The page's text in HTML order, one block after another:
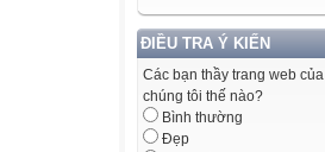
ĐIỀU TRA Ý KIẾN
Các bạn thầy trang web của
chúng tôi thế nào?
Bình thường
Đẹp